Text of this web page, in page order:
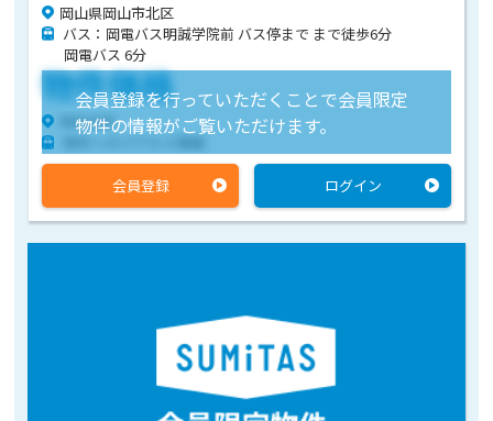
岡山県岡山市北区
バス：岡電バス明誠学院前 バス停まで まで徒歩6分
岡電バス 6分
会員登録を行っていただくことで会員限定
物件の情報がご覧いただけます。
物件価格
物件住所
物件へのアクセス情報
会員登録 ログイン